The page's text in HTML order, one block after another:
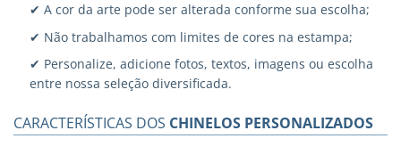
✔ A cor da arte pode ser alterada conforme sua escolha;
✔ Não trabalhamos com limites de cores na estampa;
✔ Personalize, adicione fotos, textos, imagens ou escolha
entre nossa seleção diversificada.
CARACTERÍSTICAS DOS CHINELOS PERSONALIZADOS